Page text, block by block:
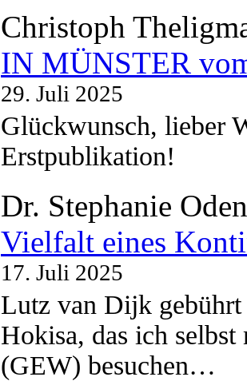
Christoph
IN MÜNSTER
29. Juli 2025
Glückwunsch, lieber
Erstpublikation!
Dr. Stephanie
Vielfalt eines
17. Juli 2025
Lutz van Dijk
Hokisa, das ich
(GEW) besuchen…